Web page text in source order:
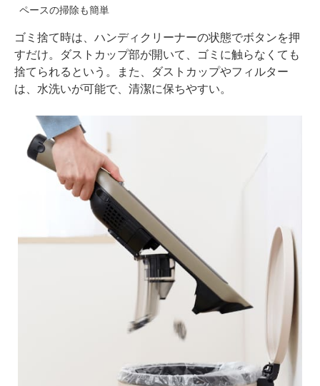
ペースの掃除も簡単
ゴミ捨て時は、ハンディクリーナーの状態でボタンを押
すだけ。ダストカップ部が開いて、ゴミに触らなくても
捨てられるという。また、ダストカップやフィルター
は、水洗いが可能で、清潔に保ちやすい。